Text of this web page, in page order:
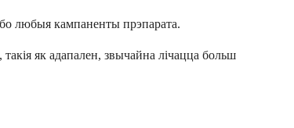
любыя кампаненты прэпарата.
як адапален, звычайна лічацца больш